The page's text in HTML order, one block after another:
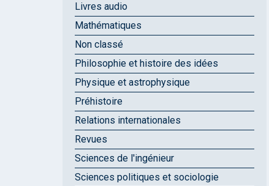
Livres audio
Mathématiques
Non classé
Philosophie et histoire des idées
Physique et astrophysique
Préhistoire
Relations internationales
Revues
Sciences de l'ingénieur
Sciences politiques et sociologie